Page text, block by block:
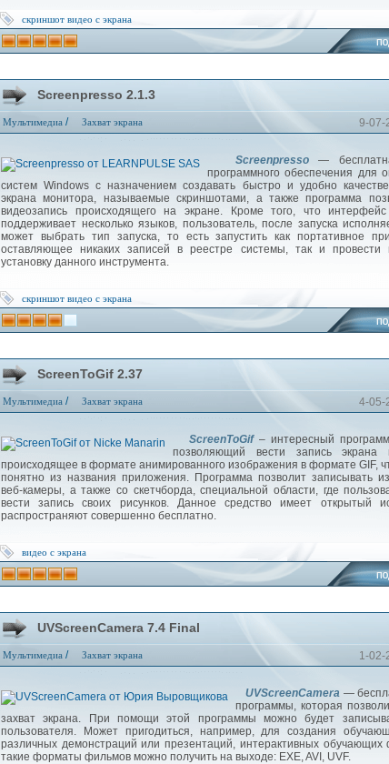
скриншот видео с экрана
Screenpresso 2.1.3
Мультимедиа / Захват экрана 9-07-
Screenpresso —
программного обеспечения для
систем Windows с назначением создавать быстро и удобно
экрана монитора, называемые скриншотами, а также программа
видеозапись происходящего на экране. Кроме того, что
поддерживает несколько языков, пользователь, после запуска
может выбрать тип запуска, то есть запустить как портативное
оставляющее никаких записей в реестре системы, так и провести
установку данного инструмента.
скриншот видео с экрана
ScreenToGif 2.37
Мультимедиа / Захват экрана 4-05-
ScreenToGif– интересный
позволяющий вести запись экрана
происходящее в формате анимированного изображения в формате GIF,
понятно из названия приложения. Программа позволит записывать
веб-камеры, а также со скетчборда, специальной области, где
вести запись своих рисунков. Данное средство имеет открытый
распространяют совершенно бесплатно.
видео с экрана
UVScreenCamera 7.4 Final
Мультимедиа / Захват экрана 1-02-
UVScreenCamera —
программы, которая
захват экрана. При помощи этой программы можно будет
пользователя. Может пригодиться, например, для создания
различных демонстраций или презентаций, интерактивных обучающих
такие форматы фильмов можно получить на выходе: EXE, AVI, UVF.